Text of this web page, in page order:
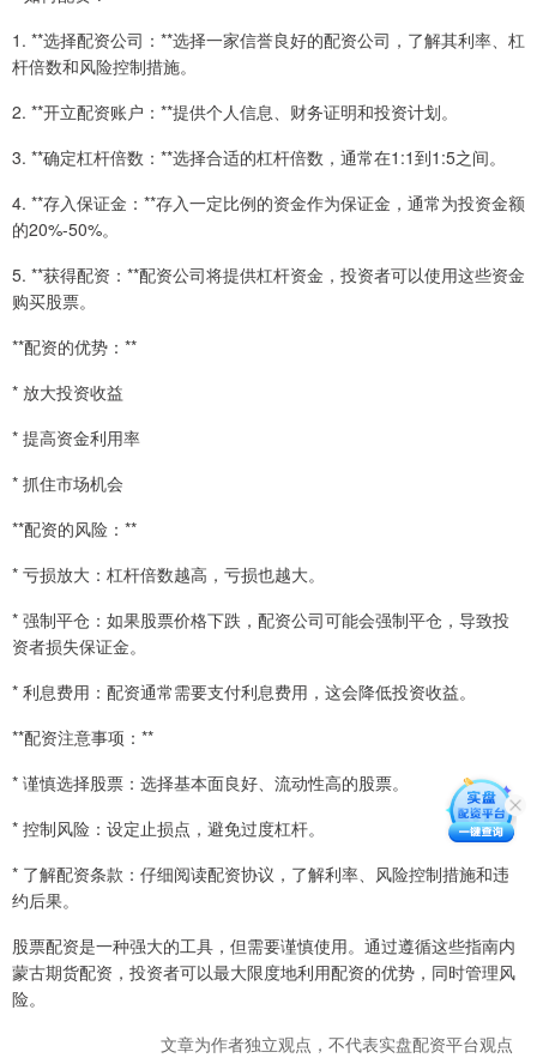
1. **选择配资公司：**选择一家信誉良好的配资公司，了解其利率、杠
杆倍数和风险控制措施。
2. **开立配资账户：**提供个人信息、财务证明和投资计划。
3. **确定杠杆倍数：**选择合适的杠杆倍数，通常在1:1到1:5之间。
4. **存入保证金：**存入一定比例的资金作为保证金，通常为投资金额
的20%-50%。
5. **获得配资：**配资公司将提供杠杆资金，投资者可以使用这些资金
购买股票。
**配资的优势：**
* 放大投资收益
* 提高资金利用率
* 抓住市场机会
**配资的风险：**
* 亏损放大：杠杆倍数越高，亏损也越大。
* 强制平仓：如果股票价格下跌，配资公司可能会强制平仓，导致投
资者损失保证金。
* 利息费用：配资通常需要支付利息费用，这会降低投资收益。
**配资注意事项：**
* 谨慎选择股票：选择基本面良好、流动性高的股票。
* 控制风险：设定止损点，避免过度杠杆。
* 了解配资条款：仔细阅读配资协议，了解利率、风险控制措施和违
约后果。
股票配资是一种强大的工具，但需要谨慎使用。通过遵循这些指南内
蒙古期货配资，投资者可以最大限度地利用配资的优势，同时管理风
险。
文章为作者独立观点，不代表实盘配资平台观点